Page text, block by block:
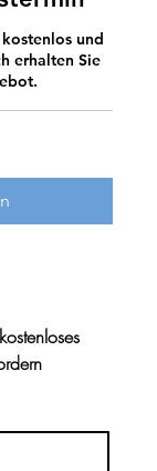
und
erhalten Sie